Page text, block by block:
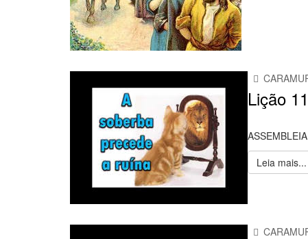
Lição
Leia mais...